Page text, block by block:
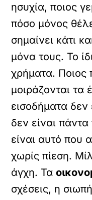
ησυχία, ποιος
πόσο μόνος
σημαίνει κάτι
μόνα τους. Το
χρήματα. Ποιος
μοιράζονται τα
εισοδήματα δεν
δεν είναι
είναι αυτό που
χωρίς πίεση.
άγχη. Τα
σχέσεις, η